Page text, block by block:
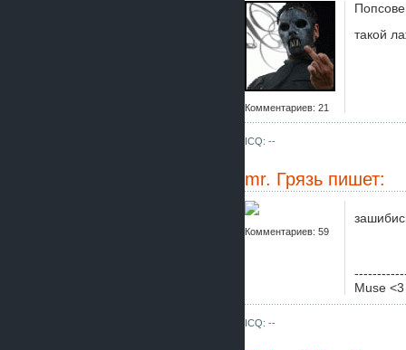
Комментариев: 21
такой
ICQ: --
mr. Грязь пишет:
Комментариев: 59
Muse <3
ICQ: --